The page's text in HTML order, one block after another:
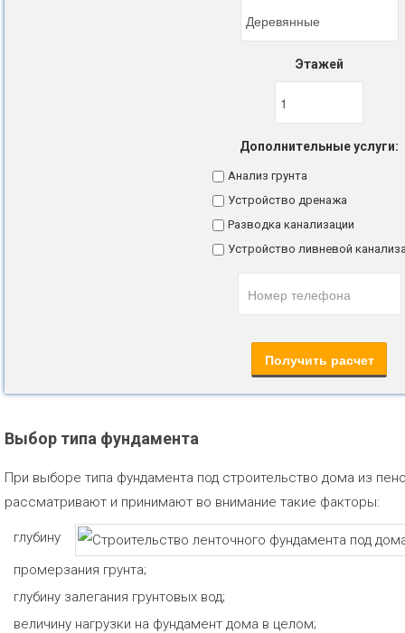
Этажей
Дополнительные услуги:
Анализ грунта
Устройство дренажа
Разводка канализации
Устройство ливневой
Выбор типа фундамента
При выборе типа фундамента под строительство дома из
рассматривают и принимают во внимание такие факторы:
глубину
промерзания грунта;
глубину залегания грунтовых вод;
величину нагрузки на фундамент дома в целом;